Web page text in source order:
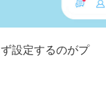
設定するのがプ